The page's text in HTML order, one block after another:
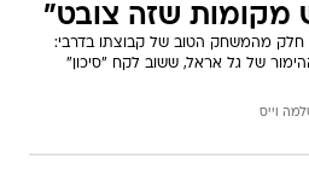
מקומות שזה צובט"
חלק מהמשחק הטוב של קבוצתו בדרבי:
ההימור של גל אראל, ששוב לקח "סיכון"
וייס